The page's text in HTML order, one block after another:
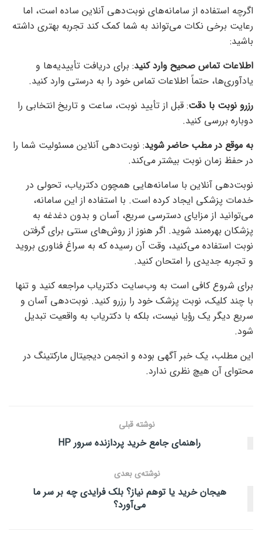
اگرچه استفاده از سامانه‌های نوبت‌دهی آنلاین ساده است، اما
رعایت برخی نکات می‌تواند به شما کمک کند تجربه بهتری داشته
باشید:
اطلاعات تماس صحیح وارد کنید: برای دریافت تأییدیه‌ها و
یادآوری‌ها، حتماً اطلاعات تماس خود را به درستی وارد کنید.
رزرو نوبت با دقت: قبل از تأیید نوبت، ساعت و تاریخ انتخابی را
دوباره بررسی کنید.
به موقع در مطب حاضر شوید: نوبت‌دهی آنلاین مسئولیت شما را
در حفظ زمان نوبت بیشتر می‌کند.
نوبت‌دهی آنلاین با سامانه‌هایی همچون دکتریاب، تحولی در
خدمات پزشکی ایجاد کرده است. با استفاده از این سامانه،
می‌توانید از مزایای دسترسی سریع، آسان و بدون دغدغه به
پزشکان بهره‌مند شوید. اگر هنوز از روش‌های سنتی برای گرفتن
نوبت استفاده می‌کنید، وقت آن رسیده که به سراغ فناوری بروید
و تجربه جدیدی را امتحان کنید.
برای شروع کافی است به وب‌سایت دکتریاب مراجعه کنید و تنها
با چند کلیک، نوبت پزشک خود را رزرو کنید. نوبت‌دهی آسان و
سریع دیگر یک رؤیا نیست، بلکه با دکتریاب به واقعیت تبدیل
شود.
این مطلب، یک خبر آگهی بوده و انجمن دیجیتال مارکتینگ در
محتوای آن هیچ نظری ندارد.
نوشته قبلی
راهنمای جامع خرید پردازنده سرور HP
نوشته‌ی بعدی
هیجان خرید یا توهم نیاز؟ بلک فرایدی چه بر سر ما
می‌آورد؟